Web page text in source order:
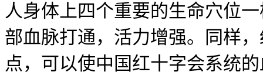
人身体上四个重要的生命穴位
部血脉打通，活力增强。同样
点，可以使中国红十字会系统